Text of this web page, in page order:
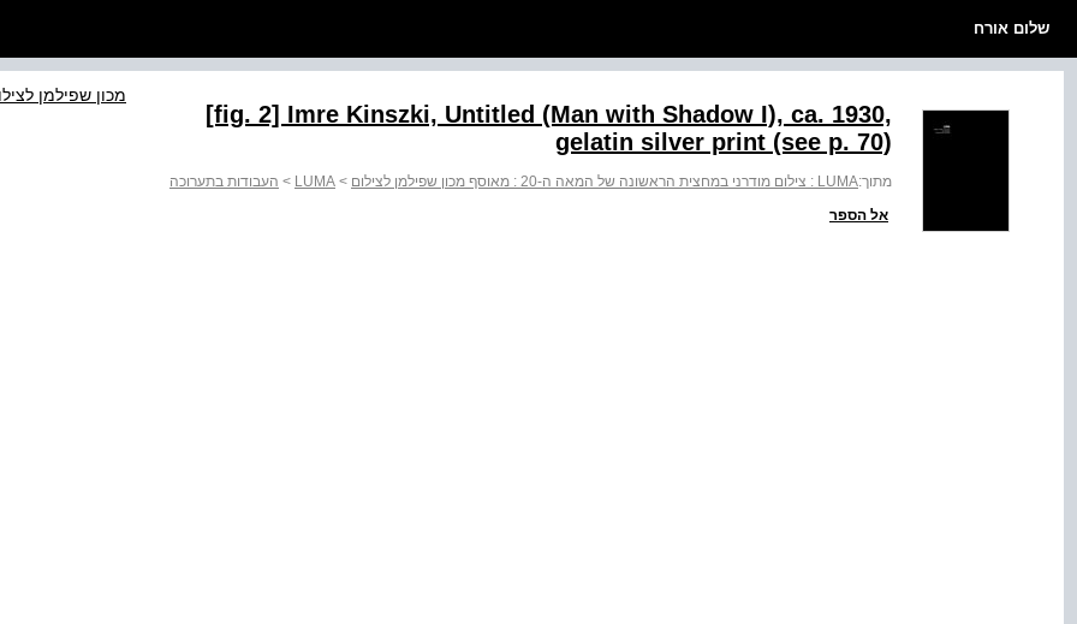
שלום אורח
‭[fig. 2] Imre Kinszki, Untitled (Man with Shadow I), ca. 1930,
gelatin silver print (see p. 70)‬
מתוך:LUMA : צילום מודרני במחצית הראשונה של המאה ה-20 : מאוסף מכון שפילמן לצילום >
LUMA
> העבודות בתערוכה
אל הספר
מכון שפילמן